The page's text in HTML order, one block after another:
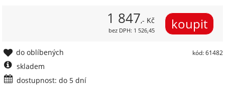
1 847,- Kč
bez DPH: 1 526,45
kód: 61482
do oblíbených
skladem
dostupnost: do 5 dní